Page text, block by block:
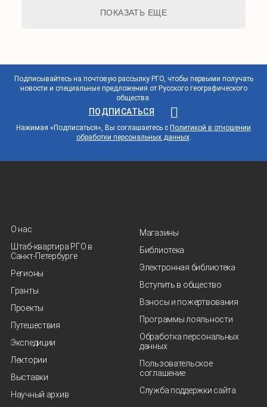
ПОКАЗАТЬ ЕЩЕ
Подписывайтесь на почтовую рассылку РГО, чтобы первыми получать
новости и специальные предложения от Русского географического
общества.
ПОДПИСАТЬСЯ
Нажимая «Подписаться», Вы соглашаетесь с Политикой в отношении
обработки персональных данных.
О нас
Штаб-квартира РГО в
Санкт‑Петербурге
Регионы
Гранты
Проекты
Путешествия
Экспедиции
Лектории
Выставки
Научный архив
Магазины
Библиотека
Электронная библиотека
Вступить в общество
Взносы и пожертвования
Программы лояльности
Обработка персональных
данных
Пользовательское
соглашение
Служба поддержки сайта